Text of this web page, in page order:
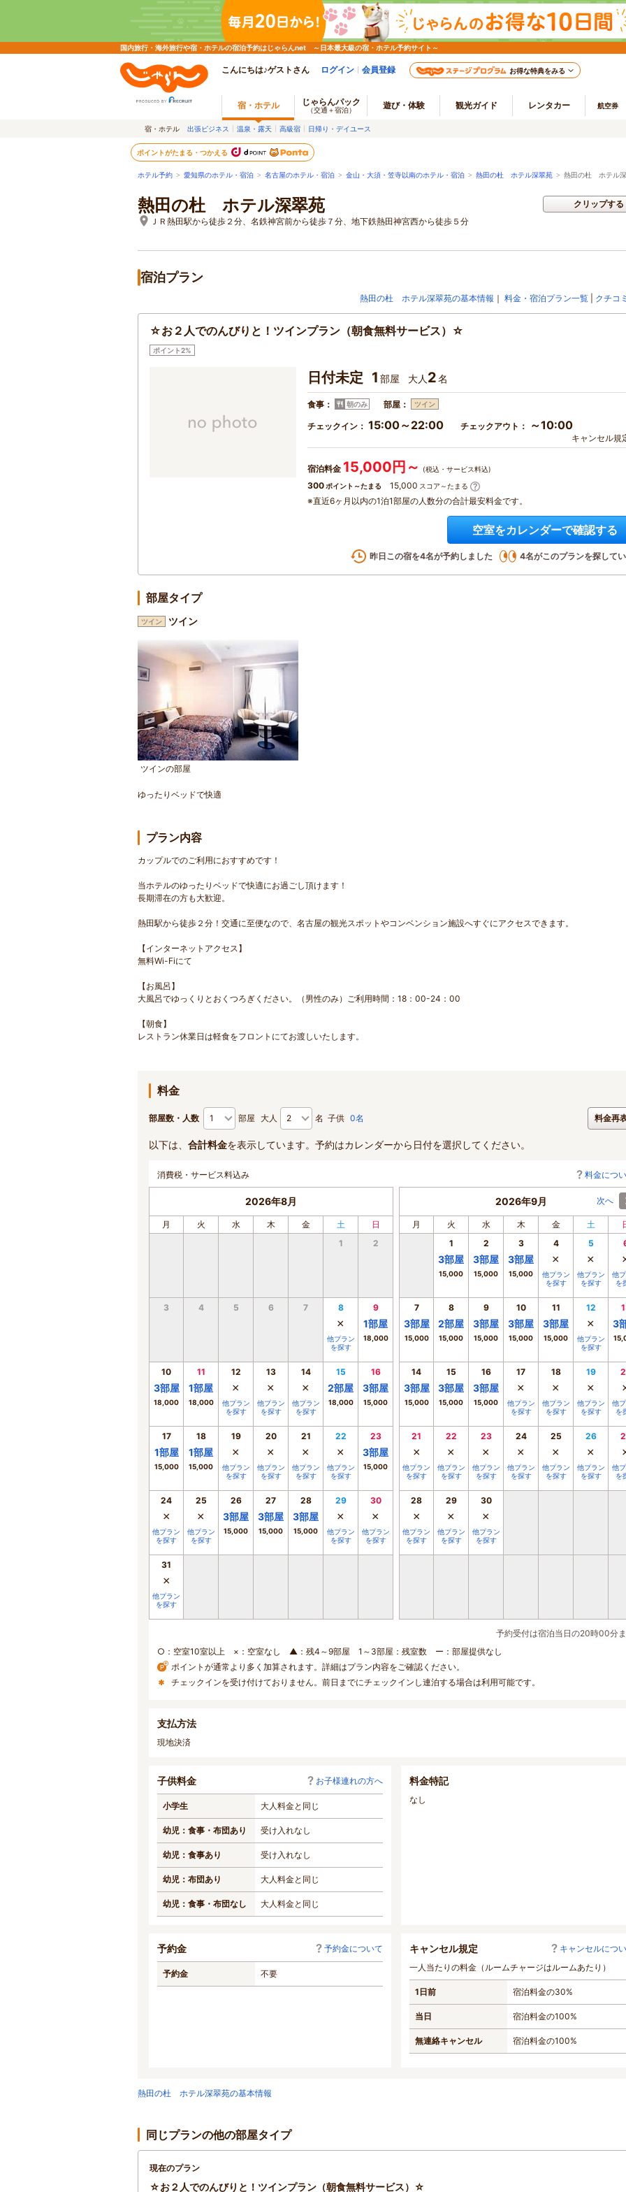
国内旅行・海外旅行や宿・ホテルの宿泊予約はじゃらんnet ～日本最大級の宿・ホテル予約サイト～
こんにちは♪ゲストさん ログイン 会員登録 お得な特典をみる
宿・ホテル じゃらんパック
（交通＋宿泊） 遊び・体験 観光ガイド レンタカー 航空券
宿・ホテル 出張ビジネス 温泉・露天 高級宿 日帰り・デイユース
ポイントがたまる・つかえる
ホテル予約 > 愛知県のホテル・宿泊 > 名古屋のホテル・宿泊 > 金山・大須・笠寺以南のホテル・宿泊 > 熱田の杜 ホテル深翠苑 > 熱田の杜 ホテル
熱田の杜 ホテル深翠苑
ＪＲ熱田駅から徒歩２分、名鉄神宮前から徒歩７分、地下鉄熱田神宮西から徒歩５分
クリップする
宿泊プラン
熱田の杜 ホテル深翠苑の基本情報 ｜ 料金・宿泊プラン一覧 クチコ
☆お２人でのんびりと！ツインプラン（朝食無料サービス）☆
ポイント2%
日付未定 1 部屋 大人 2名
食事： 朝のみ 部屋： ツイン
チェックイン： 15:00～22:00 チェックアウト： ～10:00
キャンセル規
宿泊料金 15,000円～ (税込・サービス料込)
300 ポイント～たまる 15,000 スコア～たまる
※直近6ヶ月以内の1泊1部屋の人数分の合計最安料金です。
空室をカレンダーで確認する
昨日この宿を4名が予約しました 4名がこのプランを探して
部屋タイプ
ツイン ツイン
ツインの部屋
ゆったりベッドで快適
プラン内容
カップルでのご利用におすすめです！
当ホテルのゆったりベッドで快適にお過ごし頂けます！
長期滞在の方も大歓迎。
熱田駅から徒歩２分！交通に至便なので、名古屋の観光スポットやコンベンション施設へすぐにアクセスできます。
【インターネットアクセス】
無料Wi-Fiにて
【お風呂】
大風呂でゆっくりとおくつろぎください。（男性のみ）ご利用時間：18：00-24：00
【朝食】
レストラン休業日は軽食をフロントにてお渡しいたします。
料金
部屋数・人数 部屋 大人 名 子供 0名 料金再
以下は、 合計料金を表示しています。予約はカレンダーから日付を選択してください。
消費税・サービス料込み 料金につ
2026年8月
月 火 水 木 金 土
日
1
2
3 4 5 6 7 8
×
他プラン
を探す
9
1部屋
18,000
10
3部屋
18,000
11
1部屋
18,000
12
×
他プラン
を探す
13
×
他プラン
を探す
14
×
他プラン
を探す
15
2部屋
18,000
16
3部屋
15,000
17
1部屋
15,000
18
1部屋
15,000
19
×
他プラン
を探す
20
×
他プラン
を探す
21
×
他プラン
を探す
22
×
他プラン
を探す
23
3部屋
15,000
24
×
他プラン
を探す
25
×
他プラン
を探す
26
3部屋
15,000
27
3部屋
15,000
28
3部屋
15,000
29
×
他プラン
を探す
30
×
他プラン
を探す
31
×
他プラン
を探す
2026年9月 次へ
月 火 水 木 金 土
1
3部屋
15,000
2
3部屋
15,000
3
3部屋
15,000
4
×
他プラン
を探す
5
×
他プラン
を探す
他
を
7
3部屋
15,000
8
2部屋
15,000
9
3部屋
15,000
10
3部屋
15,000
11
3部屋
15,000
12
×
他プラン
を探す
3
14
3部屋
15,000
15
3部屋
15,000
16
3部屋
15,000
17
×
他プラン
を探す
18
×
他プラン
を探す
19
×
他プラン
を探す
他
を
21
×
他プラン
を探す
22
×
他プラン
を探す
23
×
他プラン
を探す
24
×
他プラン
を探す
25
×
他プラン
を探す
26
×
他プラン
を探す
他
を
28
×
他プラン
を探す
29
×
他プラン
を探す
30
×
他プラン
を探す
予約受付は宿泊当日の20時00分
○：空室10室以上 ×：空室なし ▲：残4～9部屋 1～3部屋：残室数 ー：部屋提供なし
ポイントが通常より多く加算されます。詳細はプラン内容をご確認ください。
チェックインを受け付けておりません。前日までにチェックインし連泊する場合は利用可能です。
支払方法
現地決済
子供料金 お子様連れの方へ
小学生 大人料金と同じ
幼児：食事・布団あり 受け入れなし
幼児：食事あり 受け入れなし
幼児：布団あり 大人料金と同じ
幼児：食事・布団なし 大人料金と同じ
料金特記
なし
予約金 予約金について
予約金 不要
キャンセル規定
キャンセルにつ
一人当たりの料金（ルームチャージはルームあたり）
1日前 宿泊料金の30%
当日 宿泊料金の100%
無連絡キャンセル 宿泊料金の100%
熱田の杜 ホテル深翠苑の基本情報
同じプランの他の部屋タイプ
現在のプラン
☆お２人でのんびりと！ツインプラン（朝食無料サービス）☆